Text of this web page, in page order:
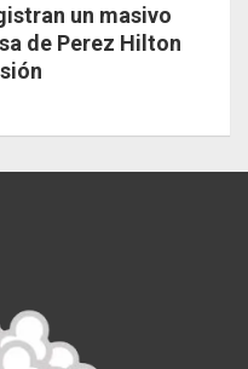
un masivo
de Perez Hilton